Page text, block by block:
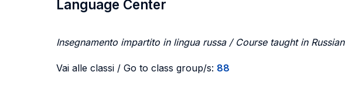
Language Center
Insegnamento impartito in lingua russa / Course taught in Russian
Vai alle classi / Go to class group/s: 88